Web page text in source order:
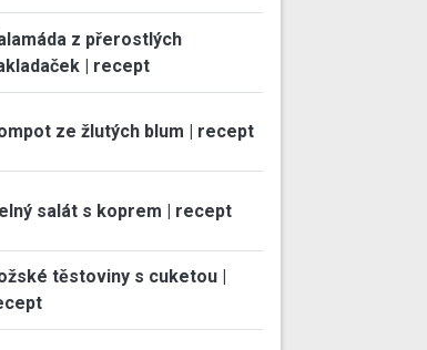
z přerostlých
| recept
ze žlutých blum | recept
salát s koprem | recept
těstoviny s cuketou |